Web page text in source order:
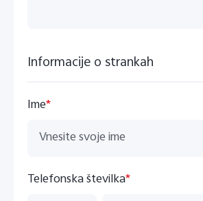
Informacije o strankah
Ime*
Telefonska številka*